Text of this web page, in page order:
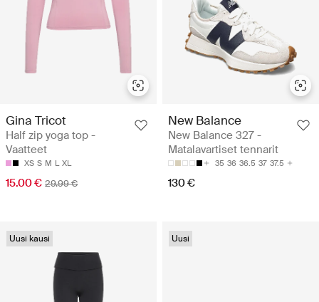
Gina Tricot
Half zip yoga top -
Vaatteet
XS S M L XL
15.00 € 29.99 €
New Balance
New Balance 327 -
Matalavartiset tennarit
35 36 36.5 37 37.5
130 €
Uusi kausi Uusi